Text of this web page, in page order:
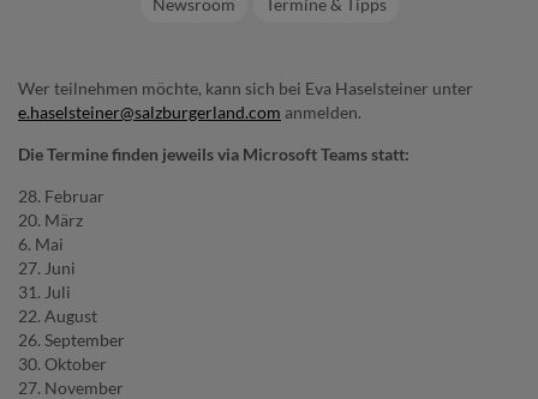
Wer teilnehmen möchte, kann sich bei Eva Haselsteiner unter
e.haselsteiner@salzburgerland.com anmelden.
Die Termine finden jeweils via Microsoft Teams statt:
28. Februar
20. März
6. Mai
27. Juni
31. Juli
22. August
26. September
30. Oktober
27. November